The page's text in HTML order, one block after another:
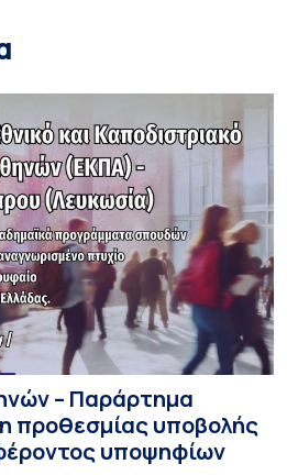
– Παράρτημα
προθεσμίας υποβολής
υποψηφίων